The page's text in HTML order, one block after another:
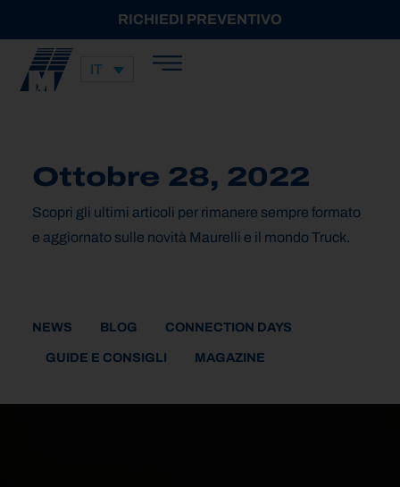
RICHIEDI PREVENTIVO
IT
Ottobre 28, 2022
Scopri gli ultimi articoli per rimanere sempre formato
e aggiornato sulle novità Maurelli e il mondo Truck.
NEWS BLOG CONNECTION DAYS
GUIDE E CONSIGLI MAGAZINE